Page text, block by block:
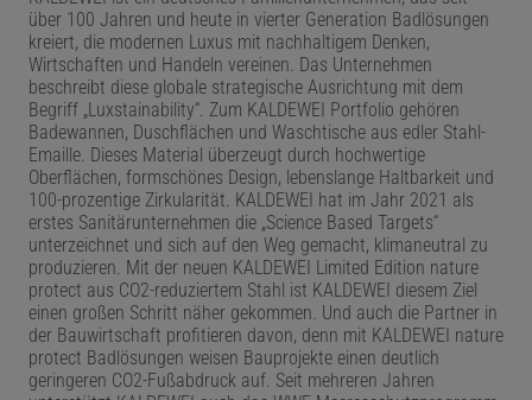
über 100 Jahren und heute in vierter Generation Badlösungen
kreiert, die modernen Luxus mit nachhaltigem Denken,
Wirtschaften und Handeln vereinen. Das Unternehmen
beschreibt diese globale strategische Ausrichtung mit dem
Begriff „Luxstainability“. Zum KALDEWEI Portfolio gehören
Badewannen, Duschflächen und Waschtische aus edler Stahl-
Emaille. Dieses Material überzeugt durch hochwertige
Oberflächen, formschönes Design, lebenslange Haltbarkeit und
100-prozentige Zirkularität. KALDEWEI hat im Jahr 2021 als
erstes Sanitärunternehmen die „Science Based Targets“
unterzeichnet und sich auf den Weg gemacht, klimaneutral zu
produzieren. Mit der neuen KALDEWEI Limited Edition nature
protect aus CO2-reduziertem Stahl ist KALDEWEI diesem Ziel
einen großen Schritt näher gekommen. Und auch die Partner in
der Bauwirtschaft profitieren davon, denn mit KALDEWEI nature
protect Badlösungen weisen Bauprojekte einen deutlich
geringeren CO2-Fußabdruck auf. Seit mehreren Jahren